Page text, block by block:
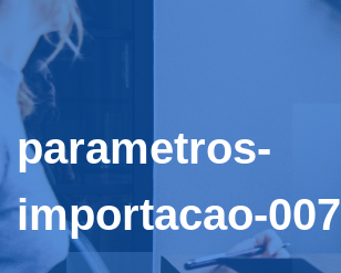
parametros-
importacao-007